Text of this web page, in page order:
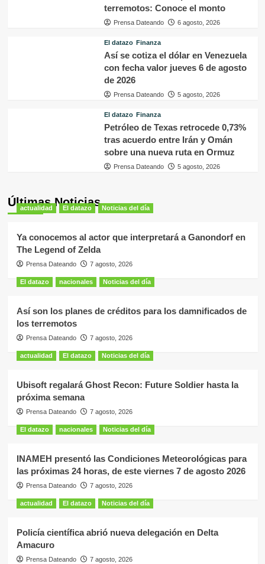
terremotos: Conoce el monto
Prensa Dateando 6 agosto, 2026
El datazo Finanza
Así se cotiza el dólar en Venezuela
con fecha valor jueves 6 de agosto
de 2026
Prensa Dateando 5 agosto, 2026
El datazo Finanza
Petróleo de Texas retrocede 0,73%
tras acuerdo entre Irán y Omán
sobre una nueva ruta en Ormuz
Prensa Dateando 5 agosto, 2026
Últimas Noticias
actualidad El datazo Noticias del día
Ya conocemos al actor que interpretará a Ganondorf en
The Legend of Zelda
Prensa Dateando 7 agosto, 2026
El datazo nacionales Noticias del día
Así son los planes de créditos para los damnificados de
los terremotos
Prensa Dateando 7 agosto, 2026
actualidad El datazo Noticias del día
Ubisoft regalará Ghost Recon: Future Soldier hasta la
próxima semana
Prensa Dateando 7 agosto, 2026
El datazo nacionales Noticias del día
INAMEH presentó las Condiciones Meteorológicas para
las próximas 24 horas, de este viernes 7 de agosto 2026
Prensa Dateando 7 agosto, 2026
actualidad El datazo Noticias del día
Policía científica abrió nueva delegación en Delta
Amacuro
Prensa Dateando 7 agosto, 2026